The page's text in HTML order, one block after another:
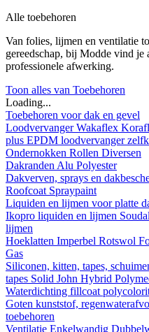
Alle toebehoren
Van folies, lijmen en ventilatie
gereedschap, bij Modde vind je
professionele afwerking.
Toon alles van Toebehoren
Loading...
Toebehoren voor dak en gevel
LoodvervangerWakaflex
plus EPDM loodvervanger
Ondernokken Rollen Diversen
Dakranden Alu Polyester
Dakverven, sprays en
Roofcoat Spraypaint
Liquiden en lijmen voor platte
Ikopro liquiden en lijmen
lijmen
Hoeklatten Imperbel Rotswol
Gas
Siliconen, kitten, tapes,
tapes Solid John Hybrid
Waterdichting fillcoat
Goten kunststof,
toebehoren
Ventilatie Enkelwandig